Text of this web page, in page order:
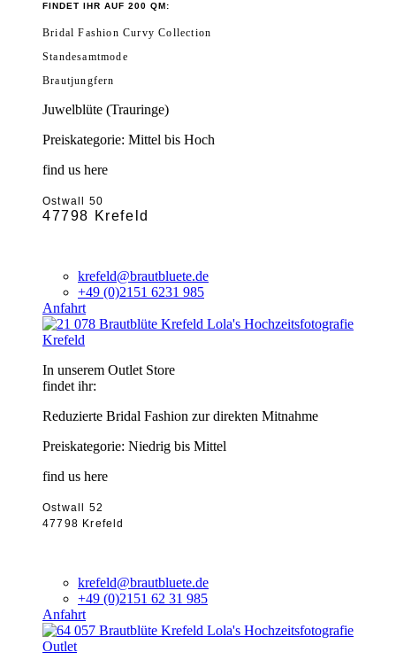
FINDET IHR AUF 200 QM:
Bridal Fashion Curvy Collection
Standesamtmode
Brautjungfern
Juwelblüte (Trauringe)
Preiskategorie: Mittel bis Hoch
find us here
Ostwall 50
47798 Krefeld
krefeld@brautbluete.de
+49 (0)2151 6231 985
Anfahrt
Krefeld
In unserem Outlet Store
findet ihr:
Reduzierte Bridal Fashion zur direkten Mitnahme
Preiskategorie: Niedrig bis Mittel
find us here
Ostwall 52
47798 Krefeld
krefeld@brautbluete.de
+49 (0)2151 62 31 985
Anfahrt
Outlet